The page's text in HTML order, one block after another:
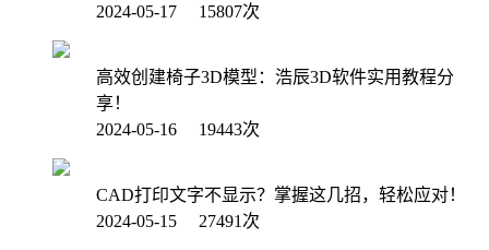
2024-05-17 15807次
高效创建椅子3D模型：浩辰3D软件实用教程分
享！
2024-05-16 19443次
CAD打印文字不显示？掌握这几招，轻松应对！
2024-05-15 27491次